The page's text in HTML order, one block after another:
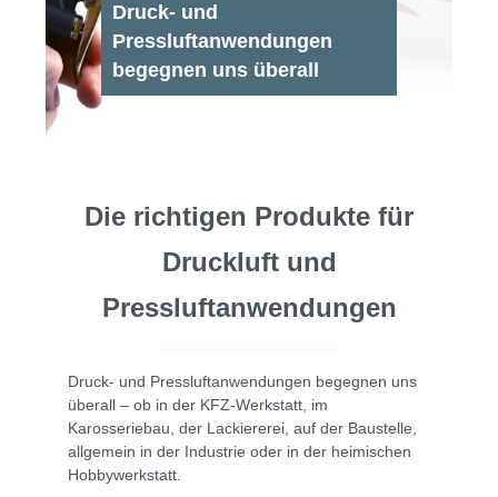
Druck- und
Pressluftanwendungen
begegnen uns überall
Die richtigen Produkte für
Druckluft und
Pressluftanwendungen
Druck- und Pressluftanwendungen begegnen uns
überall – ob in der KFZ-Werkstatt, im
Karosseriebau, der Lackiererei, auf der Baustelle,
allgemein in der Industrie oder in der heimischen
Hobbywerkstatt.